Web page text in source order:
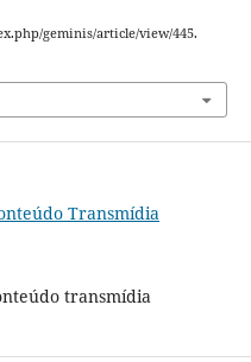
geminis/article/view/445.
Transmídia
transmídia